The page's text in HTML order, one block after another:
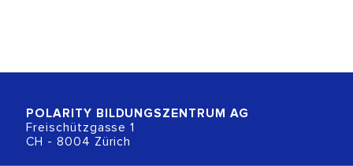
POLARITY BILDUNGSZENTRUM AG
Freischützgasse 1
CH - 8004 Zürich